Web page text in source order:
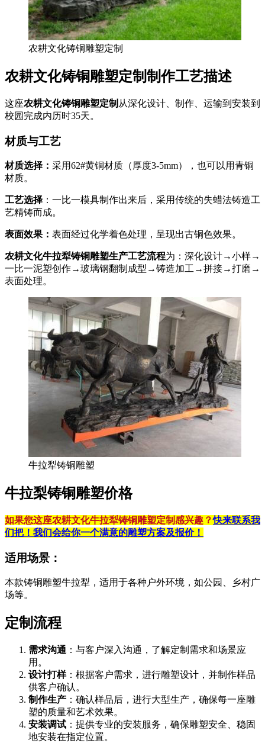
农耕文化铸铜雕塑定制
农耕文化铸铜雕塑定制制作工艺描述
这座农耕文化铸铜雕塑定制 从深化设计、制作、运输到安装到
校园完成内历时35天。
材质与工艺
材质选择： 采用62#黄铜材质（厚度3-5mm），也可以用青铜
材质。
工艺选择 ：一比一模具制作出来后，采用传统的失蜡法铸造工
艺精铸而成。
表面效果： 表面经过化学着色处理，呈现出古铜色效果。
农耕文化牛拉犁铸铜雕塑生产工艺流程为：深化设计→小样→
一比一泥塑创作→玻璃钢翻制成型→铸造加工→拼接→打磨→
表面处理。
牛拉犁铸铜雕塑
牛拉梨铸铜雕塑价格
如果您这座农耕文化牛拉犁铸铜雕塑定制感兴趣？快来联系我
们把！我们会给你一个满意的雕塑方案及报价！
适用场景 ：
本款铸铜雕塑牛拉犁，适用于各种户外环境，如公园、乡村广
场等。
定制流程
需求沟通 ：与客户深入沟通，了解定制需求和场景应
用。
设计打样：根据客户需求，进行雕塑设计，并制作样品
供客户确认。
制作生产 ：确认样品后，进行大型生产，确保每一座雕
塑的质量和艺术效果。
安装调试 ：提供专业的安装服务，确保雕塑安全、稳固
地安装在指定位置。